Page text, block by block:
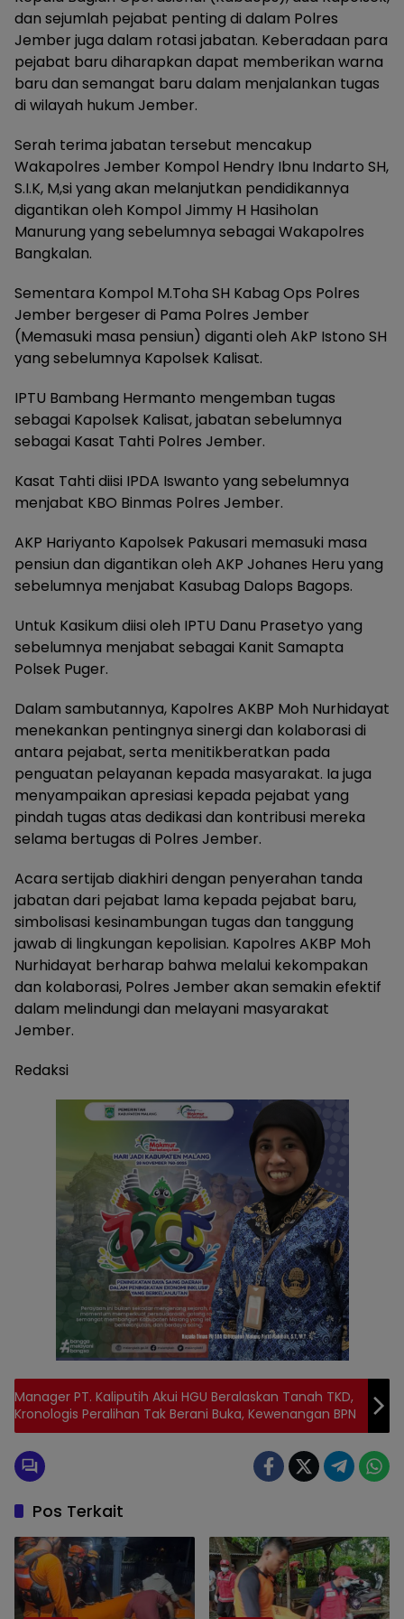
dan sejumlah pejabat penting di dalam Polres
Jember juga dalam rotasi jabatan. Keberadaan para
pejabat baru diharapkan dapat memberikan warna
baru dan semangat baru dalam menjalankan tugas
di wilayah hukum Jember.
Serah terima jabatan tersebut mencakup
Wakapolres Jember Kompol Hendry Ibnu Indarto SH,
S.I.K, M,si yang akan melanjutkan pendidikannya
digantikan oleh Kompol Jimmy H Hasiholan
Manurung yang sebelumnya sebagai Wakapolres
Bangkalan.
Sementara Kompol M.Toha SH Kabag Ops Polres
Jember bergeser di Pama Polres Jember
(Memasuki masa pensiun) diganti oleh AkP Istono SH
yang sebelumnya Kapolsek Kalisat.
IPTU Bambang Hermanto mengemban tugas
sebagai Kapolsek Kalisat, jabatan sebelumnya
sebagai Kasat Tahti Polres Jember.
Kasat Tahti diisi IPDA Iswanto yang sebelumnya
menjabat KBO Binmas Polres Jember.
AKP Hariyanto Kapolsek Pakusari memasuki masa
pensiun dan digantikan oleh AKP Johanes Heru yang
sebelumnya menjabat Kasubag Dalops Bagops.
Untuk Kasikum diisi oleh IPTU Danu Prasetyo yang
sebelumnya menjabat sebagai Kanit Samapta
Polsek Puger.
Dalam sambutannya, Kapolres AKBP Moh Nurhidayat
menekankan pentingnya sinergi dan kolaborasi di
antara pejabat, serta menitikberatkan pada
penguatan pelayanan kepada masyarakat. Ia juga
menyampaikan apresiasi kepada pejabat yang
pindah tugas atas dedikasi dan kontribusi mereka
selama bertugas di Polres Jember.
Acara sertijab diakhiri dengan penyerahan tanda
jabatan dari pejabat lama kepada pejabat baru,
simbolisasi kesinambungan tugas dan tanggung
jawab di lingkungan kepolisian. Kapolres AKBP Moh
Nurhidayat berharap bahwa melalui kekompakan
dan kolaborasi, Polres Jember akan semakin efektif
dalam melindungi dan melayani masyarakat
Jember.
Redaksi
Manager PT. Kaliputih Akui HGU Beralaskan Tanah TKD,
Kronologis Peralihan Tak Berani Buka, Kewenangan BPN
Pos Terkait